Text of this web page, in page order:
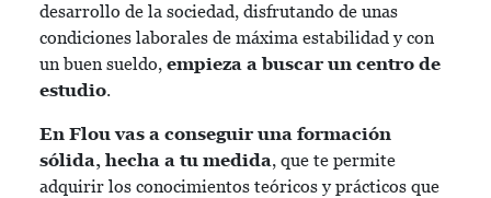
desarrollo de la sociedad, disfrutando de unas
condiciones laborales de máxima estabilidad y con
un buen sueldo, empieza a buscar un centro de
estudio.
En Flou vas a conseguir una formación
sólida, hecha a tu medida, que te permite
adquirir los conocimientos teóricos y prácticos que